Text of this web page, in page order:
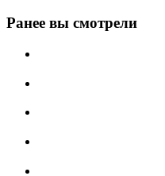
Ранее вы смотрели